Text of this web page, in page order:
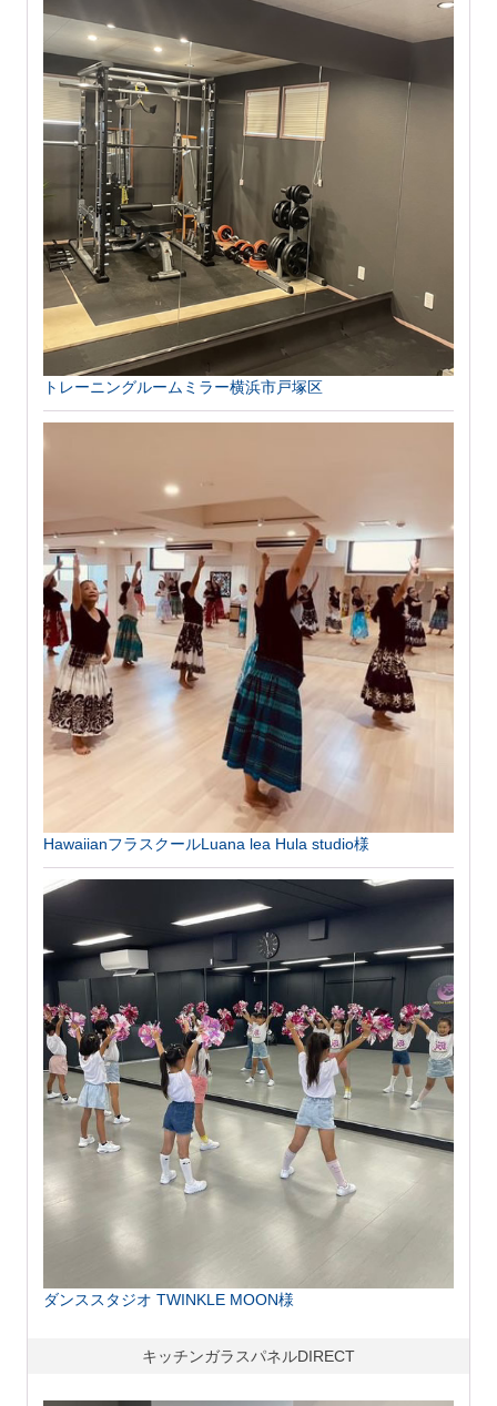
トレーニングルームミラー横浜市戸塚区
HawaiianフラスクールLuana lea Hula studio様
ダンススタジオ TWINKLE MOON様
キッチンガラスパネルDIRECT